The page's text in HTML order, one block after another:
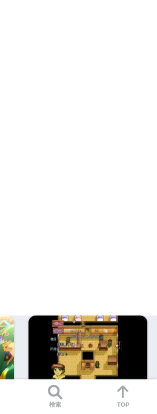
【LUNAR リマスターコレ
クション】損はさせない 序
検索 TOP